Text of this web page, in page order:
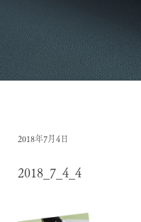
2018年7月4日
2018_7_4_4